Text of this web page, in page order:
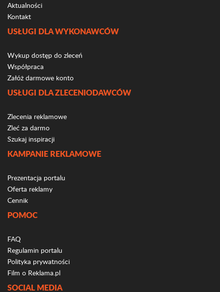
Aktualności
Kontakt
USŁUGI DLA WYKONAWCÓW
Wykup dostęp do zleceń
Współpraca
Załóż darmowe konto
USŁUGI DLA ZLECENIODAWCÓW
Zlecenia reklamowe
Zleć za darmo
Szukaj inspiracji
KAMPANIE REKLAMOWE
Prezentacja portalu
Oferta reklamy
Cennik
POMOC
FAQ
Regulamin portalu
Polityka prywatności
Film o Reklama.pl
SOCIAL MEDIA